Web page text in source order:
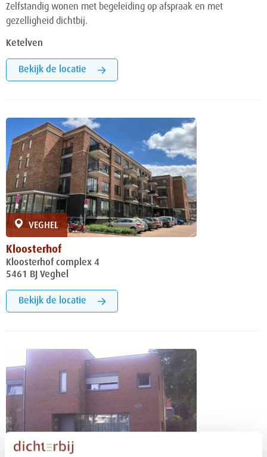
Zelfstandig wonen met begeleiding op afspraak en met
gezelligheid dichtbij.
Ketelven
Bekijk de locatie
VEGHEL
Kloosterhof
Kloosterhof complex 4
5461 BJ Veghel
Bekijk de locatie